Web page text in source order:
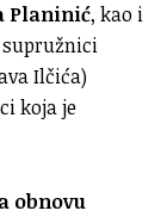
Planinić, kao i
Ilčića)
koja je
obnovu